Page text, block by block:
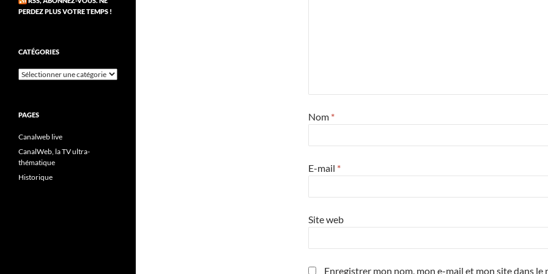
Nom *
E-mail *
Site web
Enregistrer mon nom, mon e-mail et mon site dans le
PERDEZ PLUS VOTRE TEMPS !
CATÉGORIES
Catégories
PAGES
Canalweb live
CanalWeb, la TV ultra-
thématique
Historique